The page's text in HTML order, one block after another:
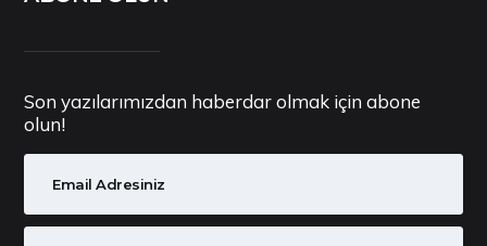
Son yazılarımızdan haberdar olmak için abone
olun!